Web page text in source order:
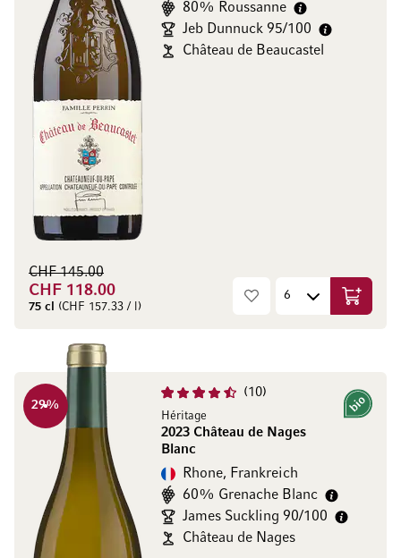
80% Roussanne
Jeb Dunnuck 95/100
Château de Beaucastel
CHF 118.00
CHF 145.00
75 cl (CHF 157.33 / l) In den
10
Héritage
2023 Château de Nages
Blanc
29% Bio
Rhone, Frankreich
60% Grenache Blanc
James Suckling 90/100
Château de Nages